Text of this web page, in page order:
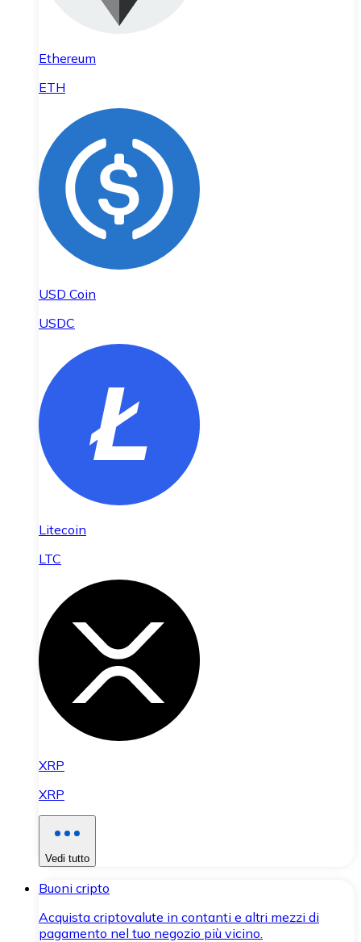
Ethereum
ETH
USD Coin
USDC
Litecoin
LTC
XRP
XRP
Vedi tutto
Buoni cripto
Acquista criptovalute in contanti e altri mezzi di
pagamento nel tuo negozio più vicino.